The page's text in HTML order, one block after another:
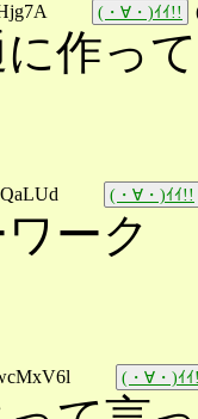
(・∀・)ｲｲ!!
作っ
(・∀・)ｲｲ!!
ーク
(・∀・)ｲ